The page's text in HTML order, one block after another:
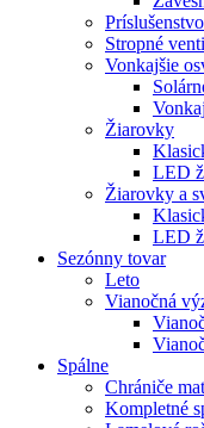
Stropné
Vonkajšie
Žiarovky
LED
Žiarovky a
LED
Sezónny tovar
Leto
Vianočná
Spálne
Chrániče
Kompletné